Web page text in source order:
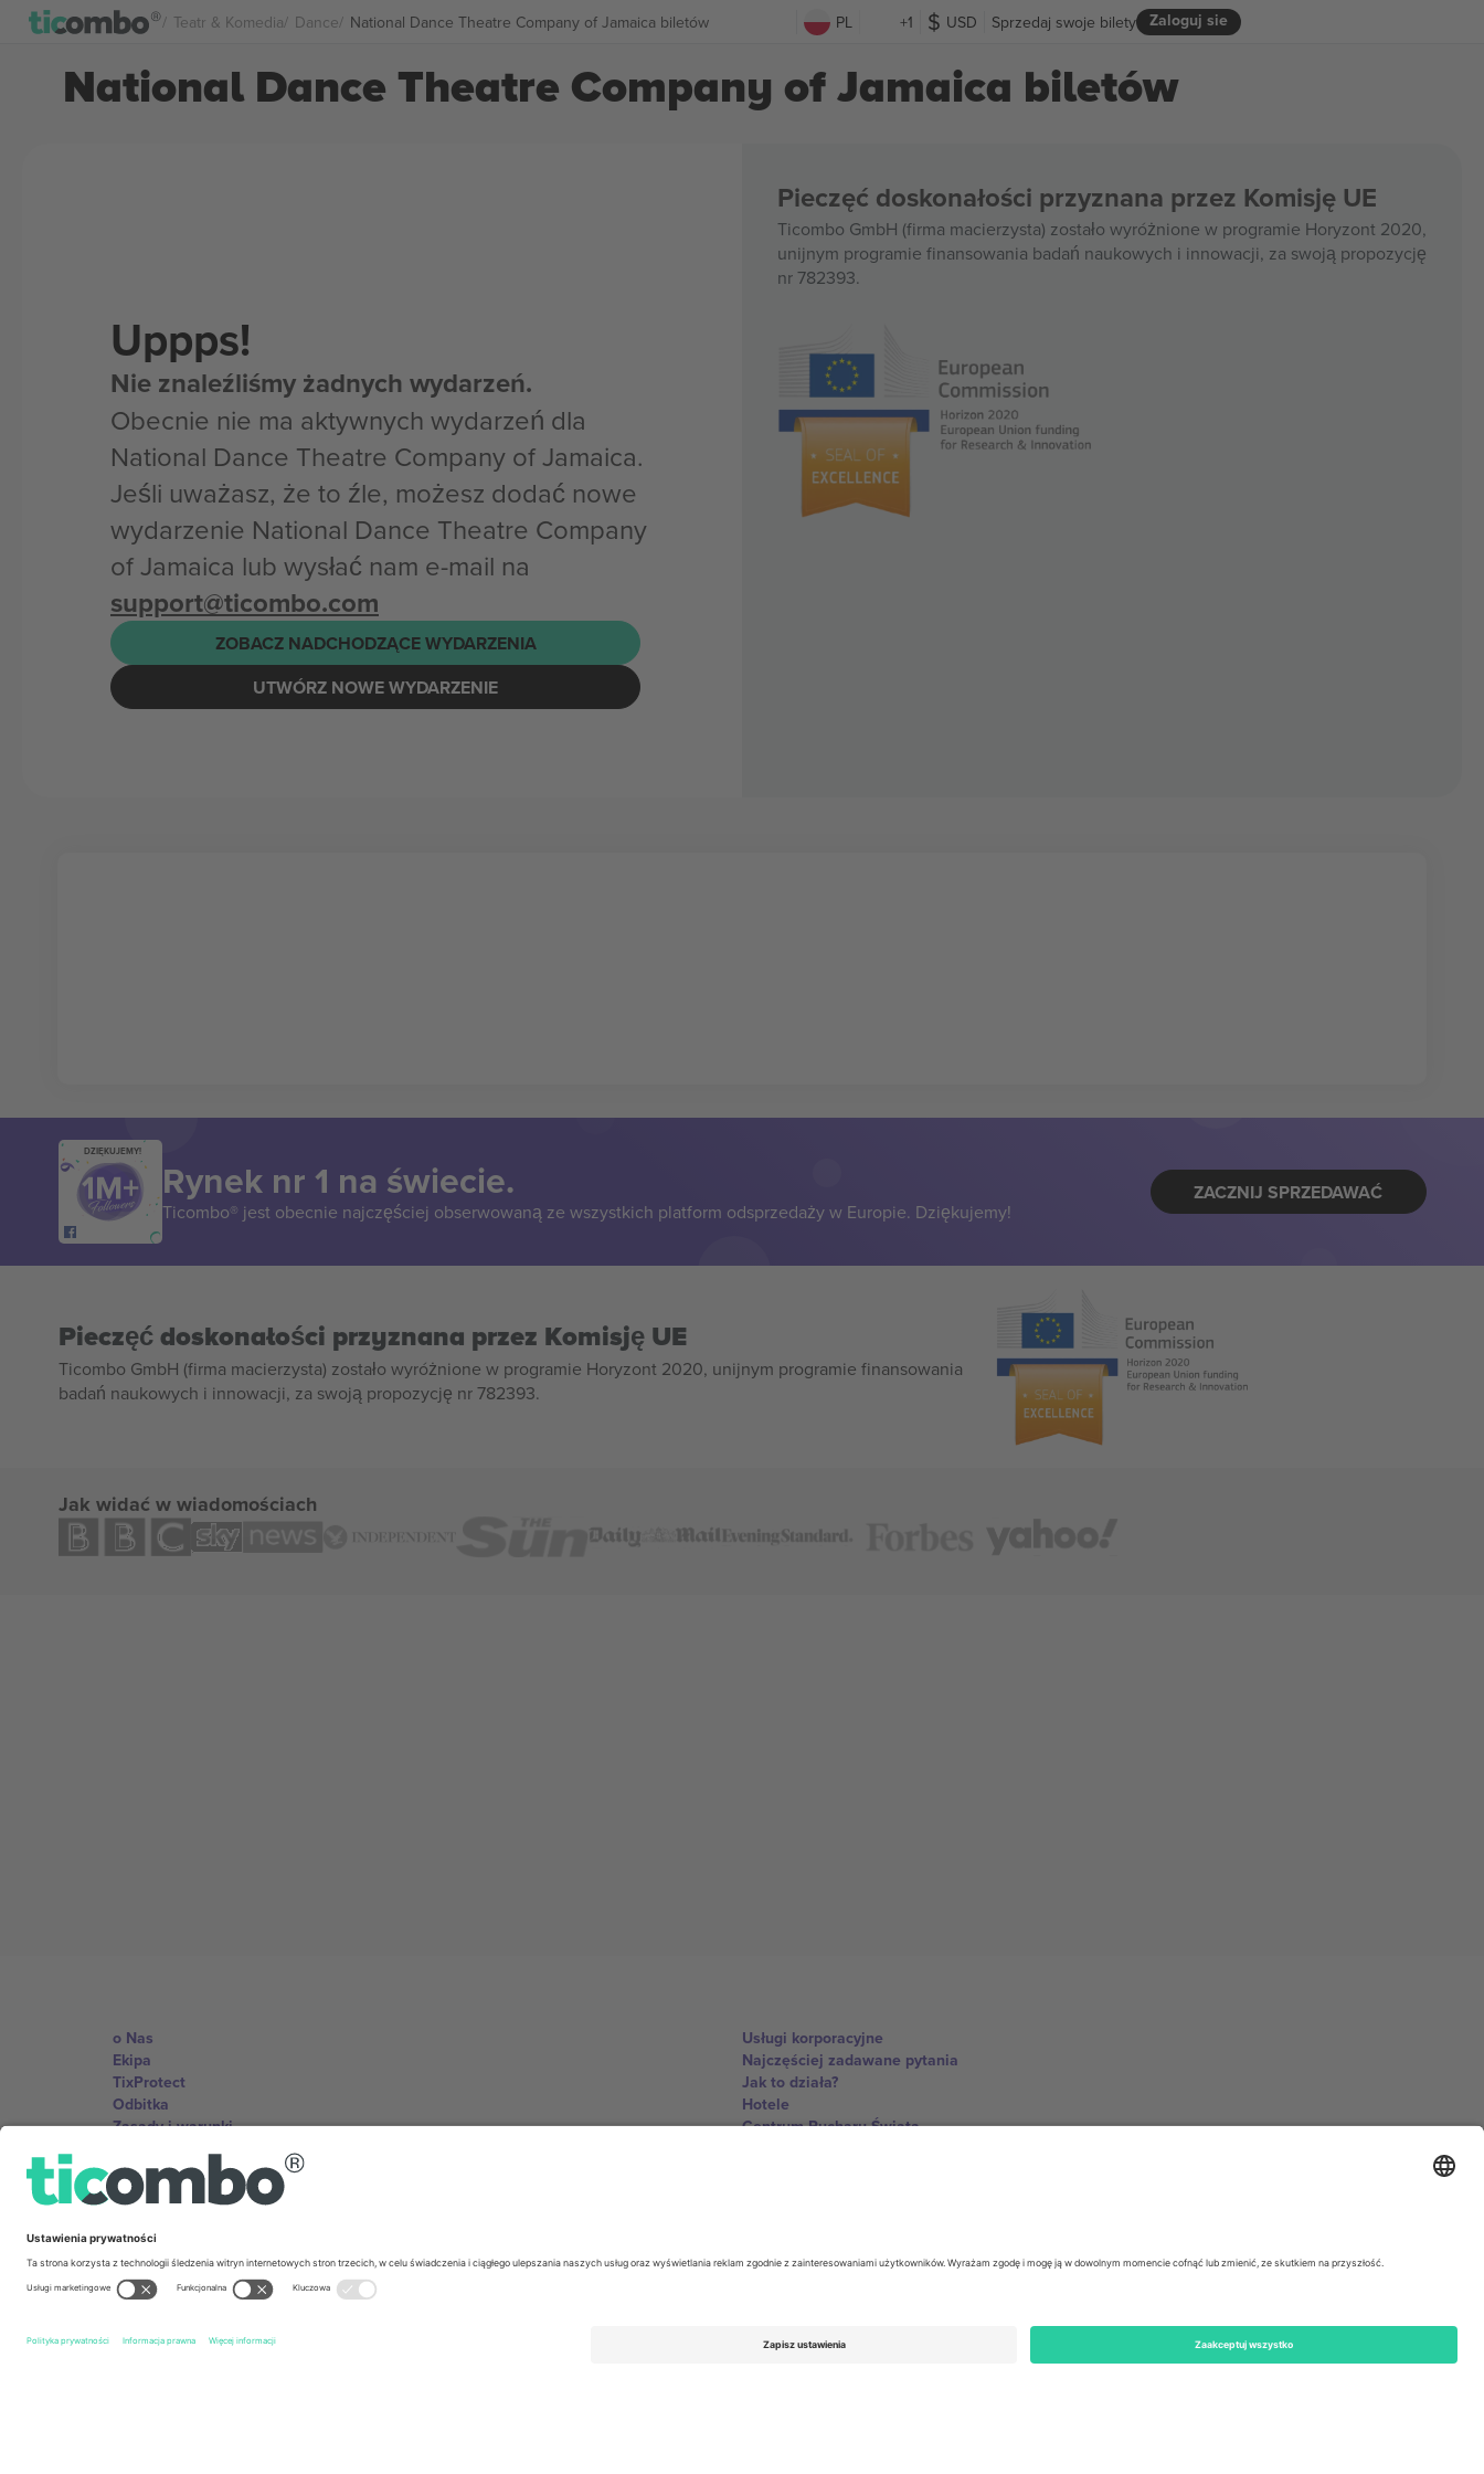
Teatr & Komedia Dance National Dance Theatre Company of Jamaica biletów PL +1 USD Zaloguj sie
Sprzedaj swoje bilety
National Dance Theatre Company of Jamaica biletów
Uppps!
Nie znaleźliśmy żadnych wydarzeń.
Obecnie nie ma aktywnych wydarzeń dla
National Dance Theatre Company of Jamaica.
Jeśli uważasz, że to źle, możesz dodać nowe
wydarzenie National Dance Theatre Company
of Jamaica lub wysłać nam e-mail na
support@ticombo.com
ZOBACZ NADCHODZĄCE WYDARZENIA
UTWÓRZ NOWE WYDARZENIE
Pieczęć doskonałości przyznana przez Komisję UE
Ticombo GmbH (firma macierzysta) zostało wyróżnione w programie Horyzont 2020,
unijnym programie finansowania badań naukowych i innowacji, za swoją propozycję
nr 782393.
DZIĘKUJEMY!
Rynek nr 1 na świecie.
Ticombo® jest obecnie najczęściej obserwowaną ze wszystkich platform odsprzedaży w Europie. Dziękujemy!
ZACZNIJ SPRZEDAWAĆ
Pieczęć doskonałości przyznana przez Komisję UE
Ticombo GmbH (firma macierzysta) zostało wyróżnione w programie Horyzont 2020, unijnym programie finansowania
badań naukowych i innowacji, za swoją propozycję nr 782393.
Jak widać w wiadomościach
o Nas
Ekipa
TixProtect
Odbitka
Zasady i warunki
Program partnerski
Usługi korporacyjne
Najczęściej zadawane pytania
Jak to działa?
Hotele
Centrum Pucharu Świata